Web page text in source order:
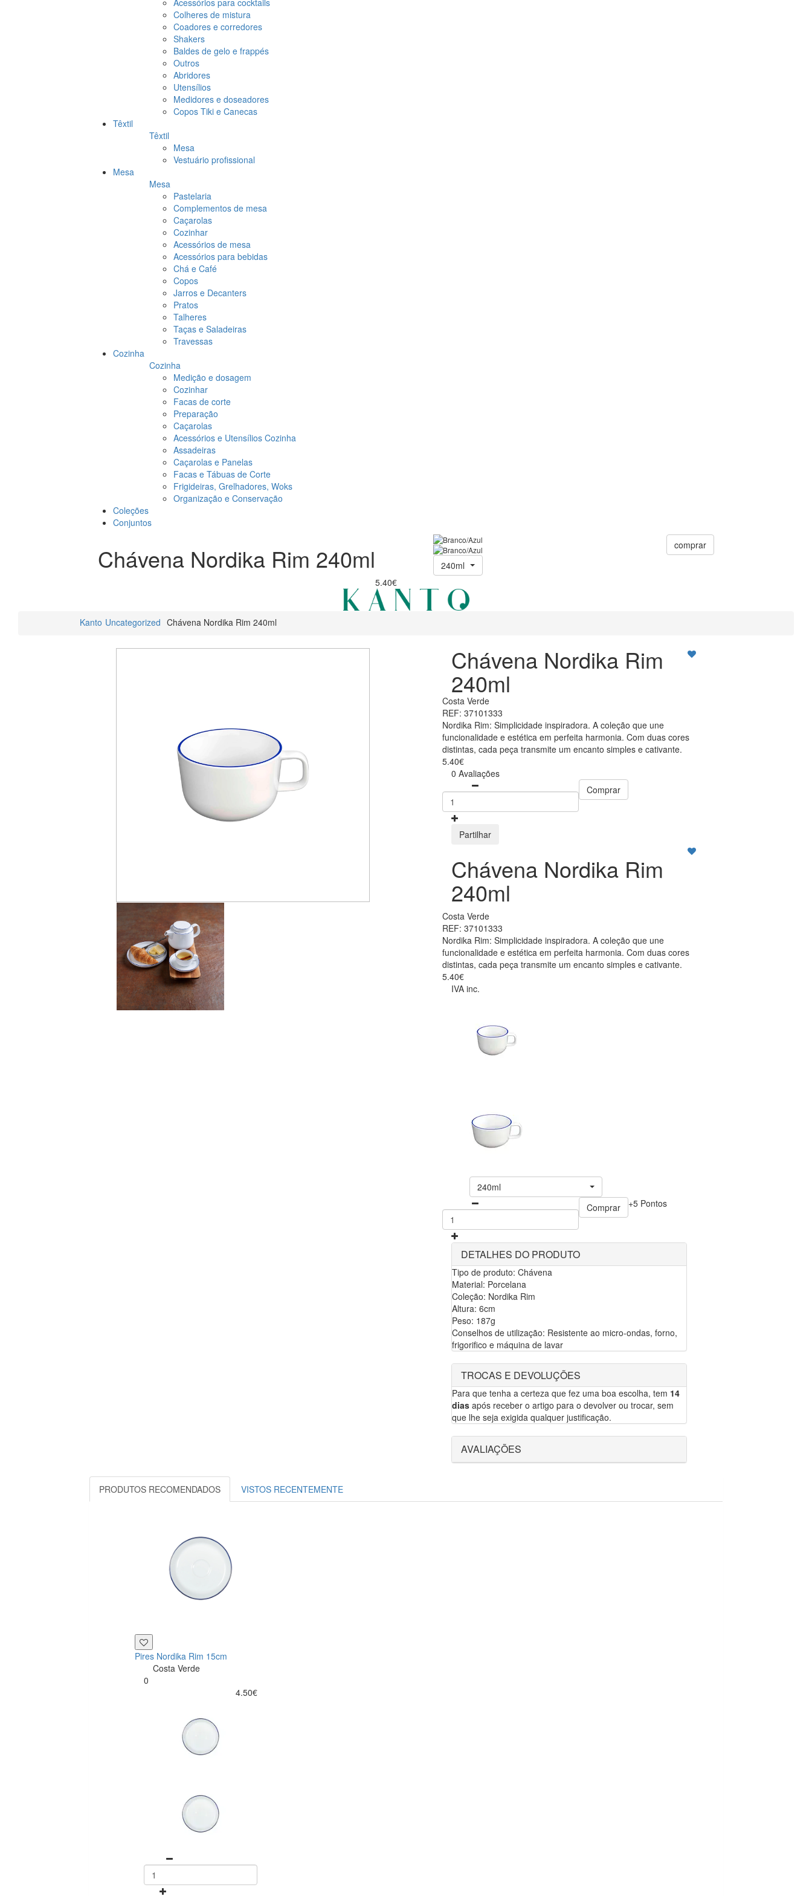
Acessórios para cocktails
Colheres de mistura
Coadores e corredores
Shakers
Baldes de gelo e frappés
Outros
Abridores
Utensílios
Medidores e doseadores
Copos Tiki e Canecas
Têxtil
Têxtil
Mesa
Vestuário profissional
Mesa
Mesa
Pastelaria
Complementos de mesa
Caçarolas
Cozinhar
Acessórios de mesa
Acessórios para bebidas
Chá e Café
Copos
Jarros e Decanters
Pratos
Talheres
Taças e Saladeiras
Travessas
Cozinha
Cozinha
Medição e dosagem
Cozinhar
Facas de corte
Preparação
Caçarolas
Acessórios e Utensílios Cozinha
Assadeiras
Caçarolas e Panelas
Facas e Tábuas de Corte
Frigideiras, Grelhadores, Woks
Organização e Conservação
Coleções
Conjuntos
Chávena Nordika Rim 240ml
5.40€
240ml
comprar
Kanto Uncategorized Chávena Nordika Rim 240ml
Chávena Nordika Rim
240ml
Costa Verde
REF: 37101333
Nordika Rim: Simplicidade inspiradora. A coleção que une
funcionalidade e estética em perfeita harmonia. Com duas cores
distintas, cada peça transmite um encanto simples e cativante.
5.40€
0 Avaliações
Comprar
Partilhar
Chávena Nordika Rim
240ml
Costa Verde
REF: 37101333
Nordika Rim: Simplicidade inspiradora. A coleção que une
funcionalidade e estética em perfeita harmonia. Com duas cores
distintas, cada peça transmite um encanto simples e cativante.
5.40€
IVA inc.
240ml
Comprar
+5 Pontos
DETALHES DO PRODUTO
Tipo de produto: Chávena
Material: Porcelana
Coleção: Nordika Rim
Altura: 6cm
Peso: 187g
Conselhos de utilização: Resistente ao micro-ondas, forno,
frigorifico e máquina de lavar
TROCAS E DEVOLUÇÕES
Para que tenha a certeza que fez uma boa escolha, tem 14
dias após receber o artigo para o devolver ou trocar, sem
que lhe seja exigida qualquer justificação.
AVALIAÇÕES
PRODUTOS RECOMENDADOS VISTOS RECENTEMENTE
Pires Nordika Rim 15cm
Costa Verde
0
4.50€